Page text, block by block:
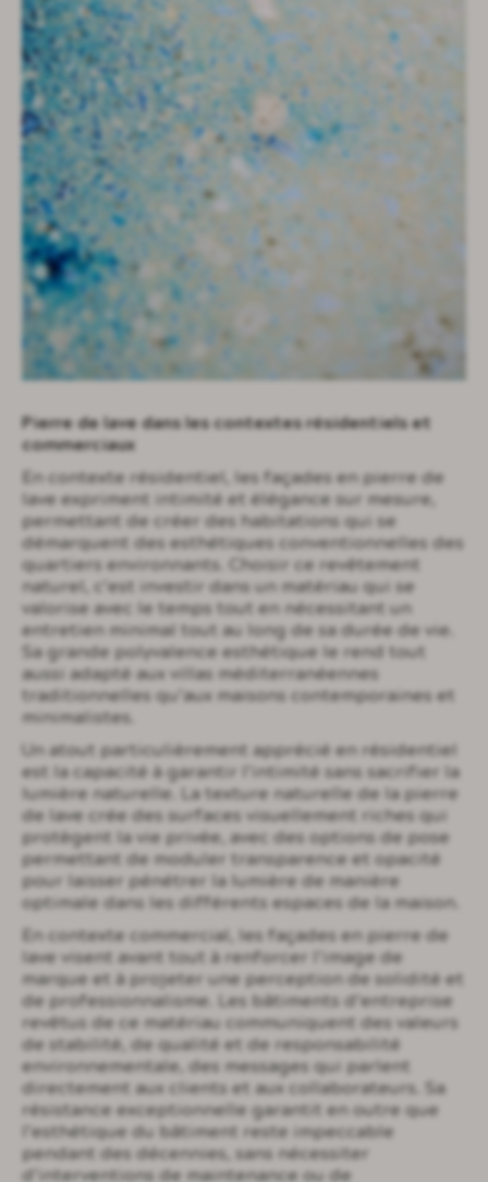
Pierre de lave dans les contextes résidentiels et
commerciaux
En contexte résidentiel, les façades en pierre de
lave expriment intimité et élégance sur mesure,
permettant de créer des habitations qui se
démarquent des esthétiques conventionnelles des
quartiers environnants. Choisir ce revêtement
naturel, c’est investir dans un matériau qui se
valorise avec le temps tout en nécessitant un
entretien minimal tout au long de sa durée de vie.
Sa grande polyvalence esthétique le rend tout
aussi adapté aux villas méditerranéennes
traditionnelles qu’aux maisons contemporaines et
minimalistes.
Un atout particulièrement apprécié en résidentiel
est la capacité à garantir l’intimité sans sacrifier la
lumière naturelle. La texture naturelle de la pierre
de lave crée des surfaces visuellement riches qui
protègent la vie privée, avec des options de pose
permettant de moduler transparence et opacité
pour laisser pénétrer la lumière de manière
optimale dans les différents espaces de la maison.
En contexte commercial, les façades en pierre de
lave visent avant tout à renforcer l’image de
marque et à projeter une perception de solidité et
de professionnalisme. Les bâtiments d’entreprise
revêtus de ce matériau communiquent des valeurs
de stabilité, de qualité et de responsabilité
environnementale, des messages qui parlent
directement aux clients et aux collaborateurs. Sa
résistance exceptionnelle garantit en outre que
l’esthétique du bâtiment reste impeccable
pendant des décennies, sans nécessiter
d’interventions de maintenance ou de